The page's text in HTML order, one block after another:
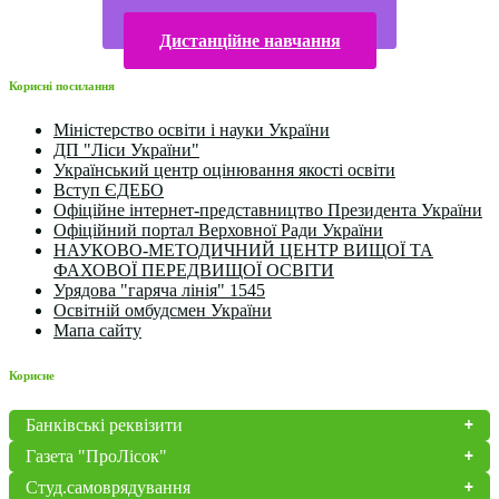
Дистанційне навчання
Корисні посилання
Міністерство освіти і науки України
ДП "Ліси України"
Український центр оцінювання якості освіти
Вступ ЄДЕБО
Офіційне інтернет-представництво Президента України
Офіційний портал Верховної Ради України
НАУКОВО-МЕТОДИЧНИЙ ЦЕНТР ВИЩОЇ ТА
ФАХОВОЇ ПЕРЕДВИЩОЇ ОСВІТИ
Урядова "гаряча лінія" 1545
Освітній омбудсмен України
Мапа сайту
Корисне
Банківські реквізити
Газета "ПроЛісок"
Студ.самоврядування